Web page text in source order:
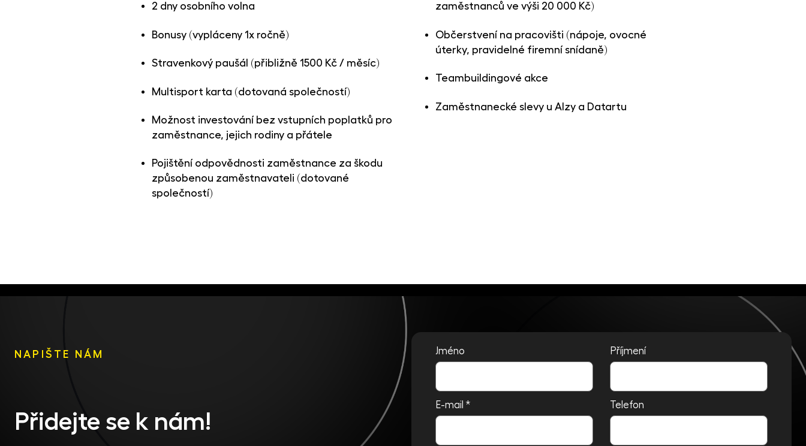
2 dny osobního volna
Bonusy (vypláceny 1x ročně)
Stravenkový paušál (přibližně 1500 Kč / měsíc)
Multisport karta (dotovaná společností)
Možnost investování bez vstupních poplatků pro
zaměstnance, jejich rodiny a přátele
Pojištění odpovědnosti zaměstnance za škodu
způsobenou zaměstnavateli (dotované
společností)
zaměstnanců ve výši 20 000 Kč)
Občerstvení na pracovišti (nápoje, ovocné
úterky, pravidelné firemní snídaně)
Teambuildingové akce
Zaměstnanecké slevy u Alzy a Datartu
NAPIŠTE NÁM
Přidejte se k nám!
Jméno Příjmení
E-mail * Telefon